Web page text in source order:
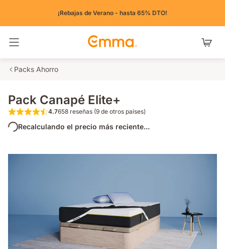
¡Rebajas de Verano - hasta 65% DTO!
Packs Ahorro
Pack Canapé Elite+
4.7 de 5 estrellas 658 reseñas (9 de otros
4.7658 reseñas (9 de otros países)
Recalculando el precio más reciente...